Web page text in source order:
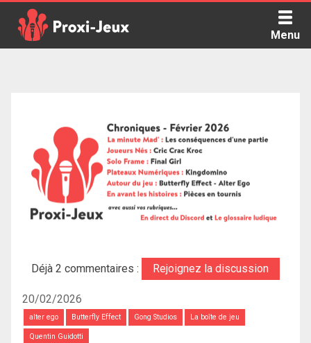
content
Menu
Déjà 2 commentaires : Rejoignez la discussion
20/02/2026
alter ego Butterfly Effect Gong Studios La boîte de jeu
Quentin Guidotti